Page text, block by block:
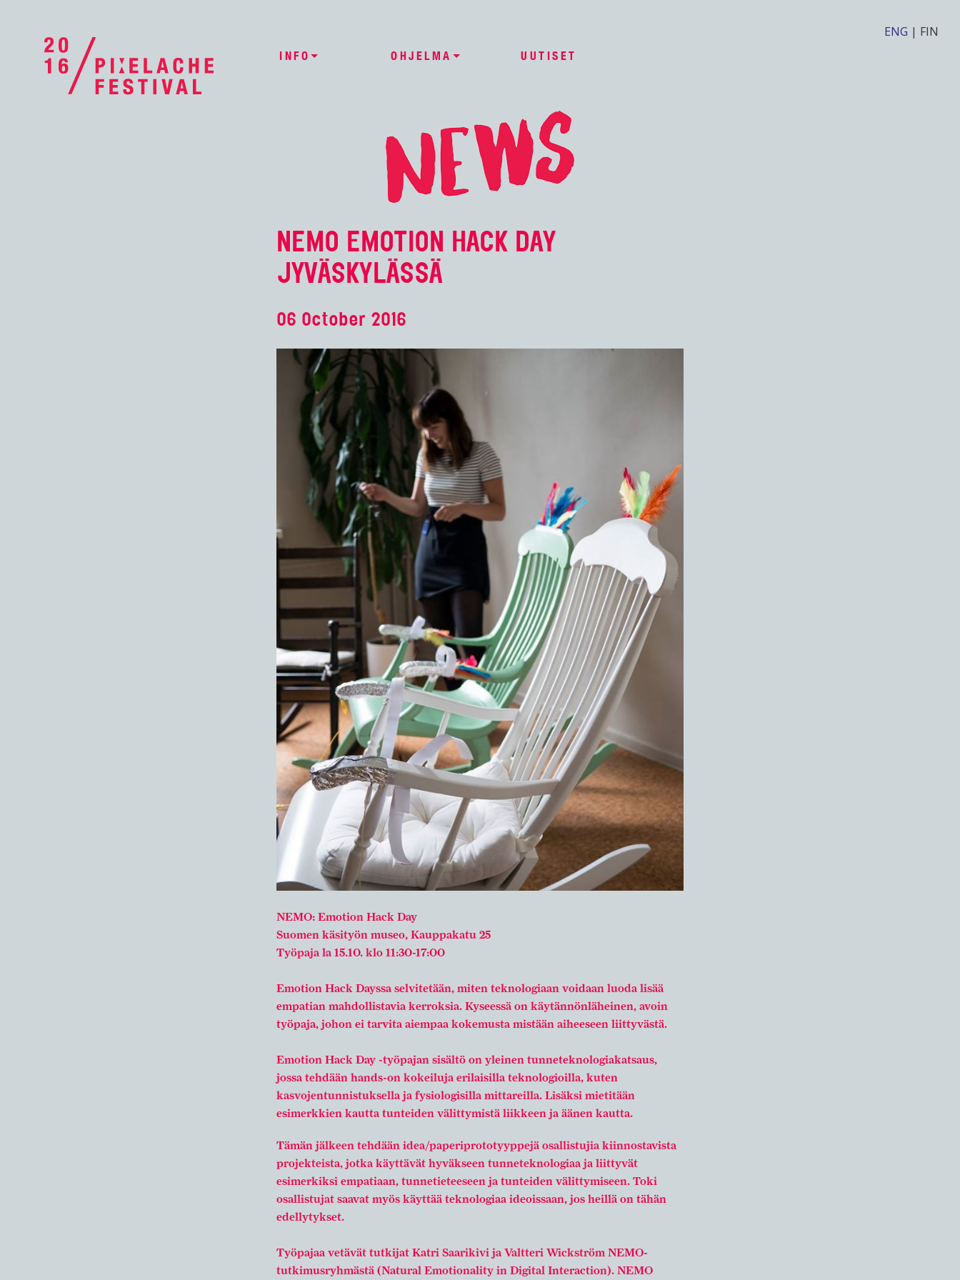
ENG | FIN
INFO OHJELMA UUTISET
NEMO EMOTION HACK DAY
JYVÄSKYLÄSSÄ
06 October 2016
NEMO: Emotion Hack Day
Suomen käsityön museo, Kauppakatu 25
Työpaja la 15.10. klo 11:30-17:00
Emotion Hack Dayssa selvitetään, miten teknologiaan voidaan luoda lisää
empatian mahdollistavia kerroksia. Kyseessä on käytännönläheinen, avoin
työpaja, johon ei tarvita aiempaa kokemusta mistään aiheeseen liittyvästä.
Emotion Hack Day -työpajan sisältö on yleinen tunneteknologiakatsaus,
jossa tehdään hands-on kokeiluja erilaisilla teknologioilla, kuten
kasvojentunnistuksella ja fysiologisilla mittareilla. Lisäksi mietitään
esimerkkien kautta tunteiden välittymistä liikkeen ja äänen kautta.
Tämän jälkeen tehdään idea/paperiprototyyppejä osallistujia kiinnostavista
projekteista, jotka käyttävät hyväkseen tunneteknologiaa ja liittyvät
esimerkiksi empatiaan, tunnetieteeseen ja tunteiden välittymiseen. Toki
osallistujat saavat myös käyttää teknologiaa ideoissaan, jos heillä on tähän
edellytykset.
Työpajaa vetävät tutkijat Katri Saarikivi ja Valtteri Wickström NEMO-
tutkimusryhmästä (Natural Emotionality in Digital Interaction). NEMO